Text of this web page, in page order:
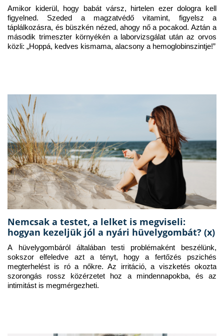
Amikor kiderül, hogy babát vársz, hirtelen ezer dologra kell
figyelned. Szeded a magzatvédő vitamint, figyelsz a
táplálkozásra, és büszkén nézed, ahogy nő a pocakod. Aztán a
második trimeszter környékén a laborvizsgálat után az orvos
közli: „Hoppá, kedves kismama, alacsony a hemoglobinszintje!”
Nemcsak a testet, a lelket is megviseli:
hogyan kezeljük jól a nyári hüvelygombát? (x)
A hüvelygombáról általában testi problémaként beszélünk,
sokszor elfeledve azt a tényt, hogy a fertőzés pszichés
megterhelést is ró a nőkre. Az irritáció, a viszketés okozta
szorongás rossz közérzetet hoz a mindennapokba, és az
intimitást is megmérgezheti.